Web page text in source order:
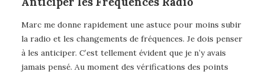
Marc me donne rapidement une astuce pour moins subir
la radio et les changements de fréquences. Je dois penser
à les anticiper. C’est tellement évident que je n’y avais
jamais pensé. Au moment des vérifications des points